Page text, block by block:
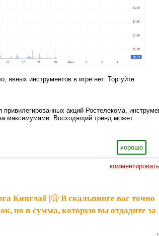
явных инструментов в игре нет. Торгуйте
акций Ростелекома,
максимумами. Восходящий тренд может
хорошо
комментировать
Кинглаб |🫢 В скальпинге вас точно
но и сумма, которую вы отдадите за